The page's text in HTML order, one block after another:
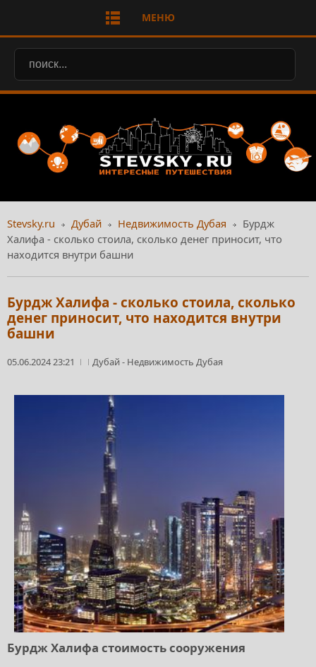
МЕНЮ
Stevsky.ru Дубай Недвижимость Дубая
Бурдж
Халифа - сколько стоила, сколько денег приносит, что
находится внутри башни
Бурдж Халифа - сколько стоила, сколько
денег приносит, что находится внутри
башни
05.06.2024 23:21 Дубай- Недвижимость Дубая
Бурдж Халифа стоимость сооружения